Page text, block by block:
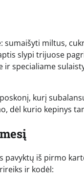
miltus,
slypi trijuose
specialiame
kurį
dėl kurio kepinys
pavyktų iš pirmo
ir kodėl: